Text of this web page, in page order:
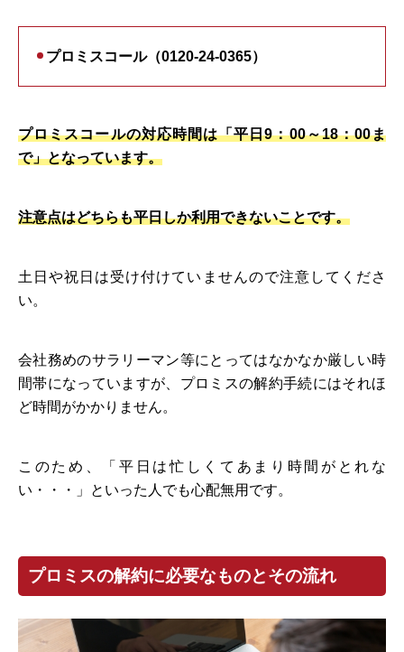
プロミスコール（0120-24-0365）
プロミスコールの対応時間は「平日9：00～18：00ま
で」となっています。
注意点はどちらも平日しか利用できないことです。
土日や祝日は受け付けていませんので注意してくださ
い。
会社務めのサラリーマン等にとってはなかなか厳しい時
間帯になっていますが、プロミスの解約手続にはそれほ
ど時間がかかりません。
このため、「平日は忙しくてあまり時間がとれな
い・・・」といった人でも心配無用です。
プロミスの解約に必要なものとその流れ